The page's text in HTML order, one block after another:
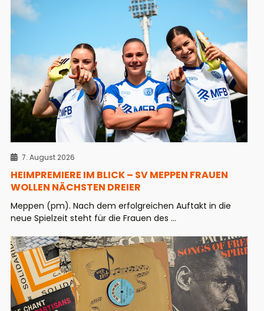
7. August 2026
HEIMPREMIERE IM BLICK – SV MEPPEN FRAUEN
WOLLEN NÄCHSTEN DREIER
Meppen (pm). Nach dem erfolgreichen Auftakt in die
neue Spielzeit steht für die Frauen des ...